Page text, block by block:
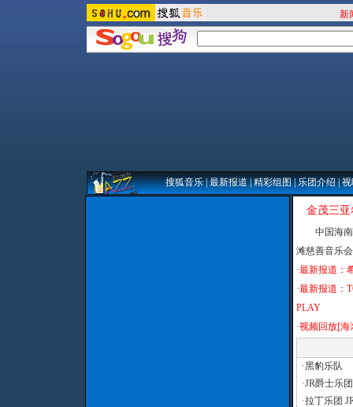
新
搜狐音乐|最新报道|精彩组图|乐团介绍|
金茂三
中国海南
滩慈善音乐
·最新报道：
·最新报道：
PLAY
·视频回放[海
·黑豹乐队
·JR爵士乐团
·拉丁乐团